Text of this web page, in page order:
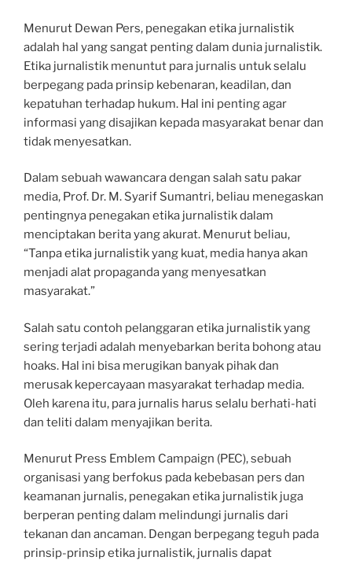
Menurut Dewan Pers, penegakan etika jurnalistik
adalah hal yang sangat penting dalam dunia jurnalistik.
Etika jurnalistik menuntut para jurnalis untuk selalu
berpegang pada prinsip kebenaran, keadilan, dan
kepatuhan terhadap hukum. Hal ini penting agar
informasi yang disajikan kepada masyarakat benar dan
tidak menyesatkan.
Dalam sebuah wawancara dengan salah satu pakar
media, Prof. Dr. M. Syarif Sumantri, beliau menegaskan
pentingnya penegakan etika jurnalistik dalam
menciptakan berita yang akurat. Menurut beliau,
“Tanpa etika jurnalistik yang kuat, media hanya akan
menjadi alat propaganda yang menyesatkan
masyarakat.”
Salah satu contoh pelanggaran etika jurnalistik yang
sering terjadi adalah menyebarkan berita bohong atau
hoaks. Hal ini bisa merugikan banyak pihak dan
merusak kepercayaan masyarakat terhadap media.
Oleh karena itu, para jurnalis harus selalu berhati-hati
dan teliti dalam menyajikan berita.
Menurut Press Emblem Campaign (PEC), sebuah
organisasi yang berfokus pada kebebasan pers dan
keamanan jurnalis, penegakan etika jurnalistik juga
berperan penting dalam melindungi jurnalis dari
tekanan dan ancaman. Dengan berpegang teguh pada
prinsip-prinsip etika jurnalistik, jurnalis dapat